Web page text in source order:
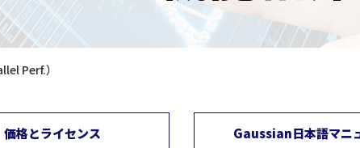
計算化学セミナー
Gaussian
Perf.）
価格とライセンス Gaussian日本語マニ